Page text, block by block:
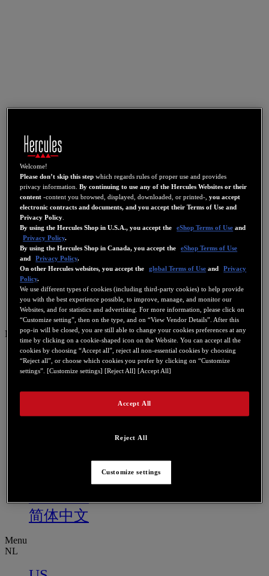
NL
US
FR
ES
简体中文
Menu
NL
Welcome!
Please don’t skip this step which regards rules of proper use and provides
privacy information.By continuing to use any of the Hercules Websites or their
content -content you browsed, displayed, downloaded, or printed-,you accept
electronic contracts and documents, and you accept their Terms of Use and
Privacy Policy
By using the Hercules Shop in U.S.A., you accept the
eShop Terms of Use and
Privacy Policy.
By using the Hercules Shop in Canada, you accept the
eShop Terms of Use
and
Privacy Policy.
On other Hercules websites, you accept the
global Terms of Use and Privacy
Policy.
We use different types of cookies (including third-party cookies) to help provide
you with the best experience possible, to improve, manage, and monitor our
Websites, and for statistics and advertising. For more information, please click on
“Customize setting”, then on the type, and on “View Vendor Details”. After this
pop-in will be closed, you are still able to change your cookies preferences at any
time by clicking on a cookie-shaped icon on the Website. You can accept all the
cookies by choosing “Accept all”, reject all non-essential cookies by choosing
“Reject all”, or choose which cookies you prefer by clicking on “Customize
settings”. [Customize settings] [Reject All] [Accept All]
Reject All
Accept All
Customize settings